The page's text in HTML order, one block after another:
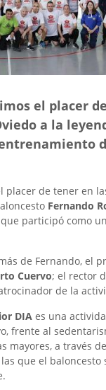
el placer
a la
placer de tener en
Fernando
participó como
de Fernando, el
Cuervo; el rector
de la
DIA es una
frente al
mayores, a través
que el